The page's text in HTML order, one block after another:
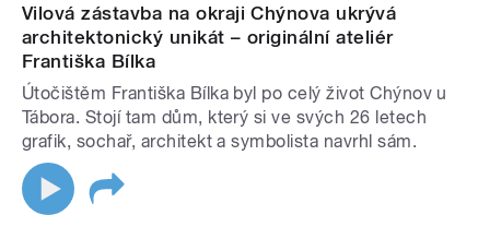
Vilová zástavba na okraji Chýnova ukrývá
architektonický unikát – originální ateliér
Františka Bílka
Útočištěm Františka Bílka byl po celý život Chýnov u
Tábora. Stojí tam dům, který si ve svých 26 letech
grafik, sochař, architekt a symbolista navrhl sám.